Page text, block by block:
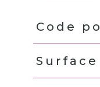
Code